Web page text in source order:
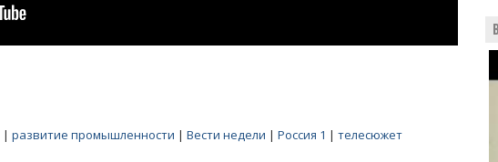
| развитие промышленности | Вести недели | Россия 1 | телесюжет